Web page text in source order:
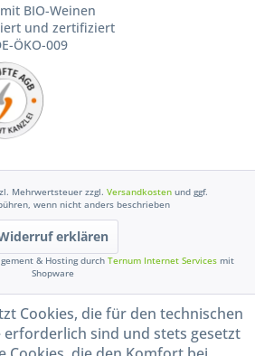
BIO-Weinen
und zertifiziert
ÖKO-009
Mehrwertsteuer zzgl. Versandkosten und ggf.
wenn nicht anders beschrieben
erklären
& Hosting durch Ternum Internet Services mit
Shopware
Cookies, die für den technischen
erforderlich sind und stets gesetzt